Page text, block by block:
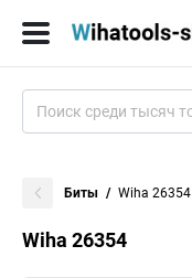
Биты Wiha 26354
Wiha 26354